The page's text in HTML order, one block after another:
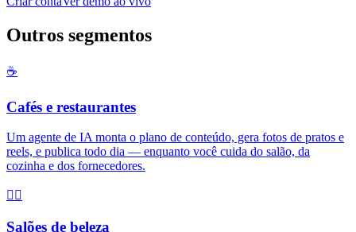
Outros segmentos
☕
Cafés e restaurantes
Um agente de IA monta o plano de conteúdo, gera fotos de pratos e
reels, e publica todo dia — enquanto você cuida do salão, da
cozinha e dos fornecedores.
💇‍♀️
Salões de beleza